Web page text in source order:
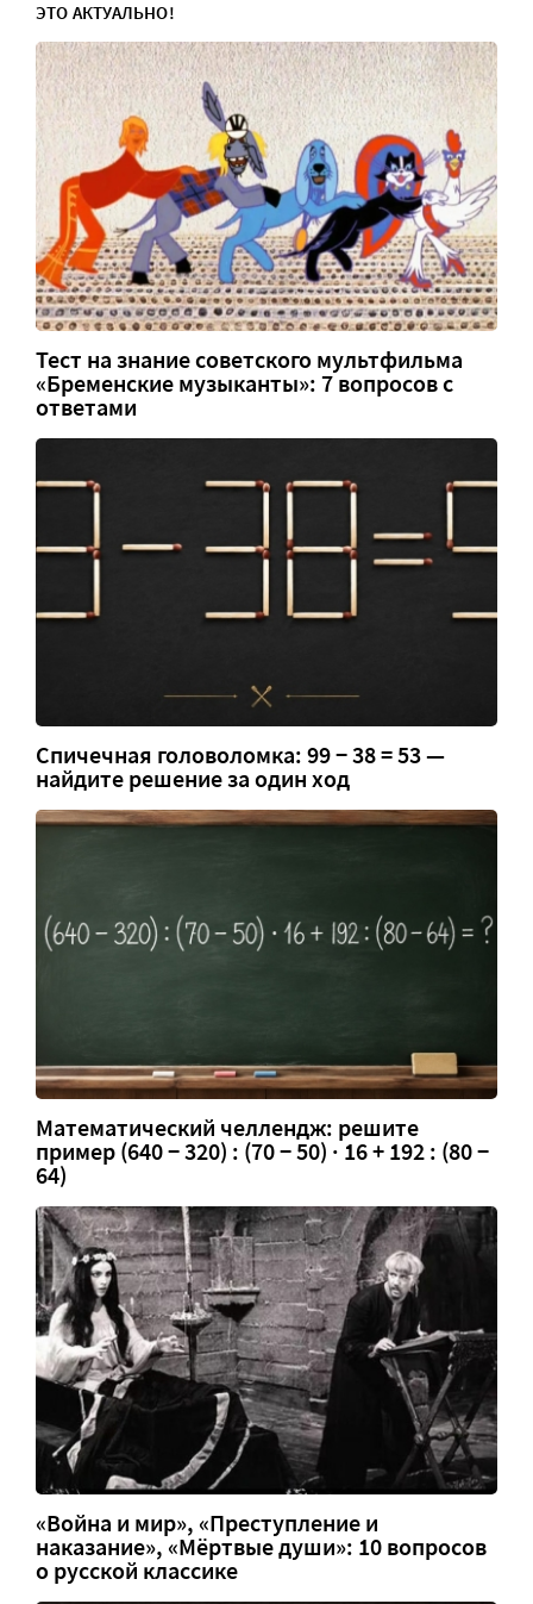
ЭТО АКТУАЛЬНО!
Тест на знание советского мультфильма
«Бременские музыканты»: 7 вопросов с
ответами
Спичечная головоломка: 99 − 38 = 53 —
найдите решение за один ход
Математический челлендж: решите
пример (640 − 320) : (70 − 50) · 16 + 192 : (80 −
64)
«Война и мир», «Преступление и
наказание», «Мёртвые души»: 10 вопросов
о русской классике